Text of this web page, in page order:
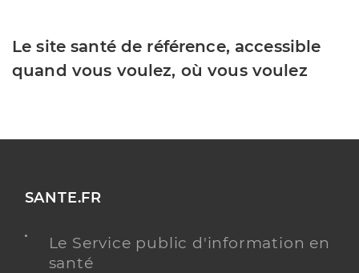
Le site santé de référence, accessible
quand vous voulez, où vous voulez
SANTE.FR
Le Service public d'information en
santé